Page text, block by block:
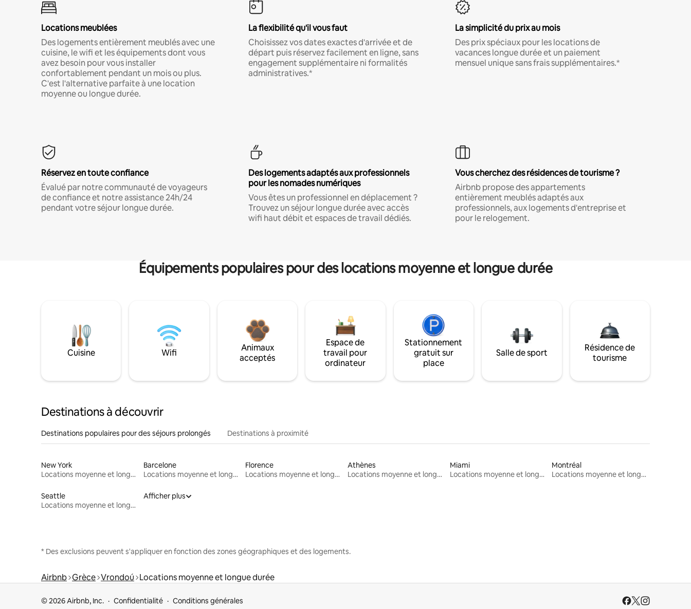
Locations meublées
Des logements entièrement meublés avec une
cuisine, le wifi et les équipements dont vous
avez besoin pour vous installer
confortablement pendant un mois ou plus.
C'est l'alternative parfaite à une location
moyenne ou longue durée.
La flexibilité qu'il vous faut
Choisissez vos dates exactes d'arrivée et de
départ puis réservez facilement en ligne, sans
engagement supplémentaire ni formalités
administratives.*
La simplicité du prix au mois
Des prix spéciaux pour les locations de
vacances longue durée et un paiement
mensuel unique sans frais supplémentaires.*
Réservez en toute confiance
Évalué par notre communauté de voyageurs
de confiance et notre assistance 24h/24
pendant votre séjour longue durée.
Des logements adaptés aux professionnels
pour les nomades numériques
Vous êtes un professionnel en déplacement ?
Trouvez un séjour longue durée avec accès
wifi haut débit et espaces de travail dédiés.
Vous cherchez des résidences de tourisme ?
Airbnb propose des appartements
entièrement meublés adaptés aux
professionnels, aux logements d'entreprise et
pour le relogement.
Équipements populaires pour des locations moyenne et longue durée
Cuisine Wifi
Animaux
acceptés
Espace de
travail pour
ordinateur
Stationnement
gratuit sur
place
Salle de sport
Résidence de
tourisme
Destinations à découvrir
Destinations populaires pour des séjours prolongés Destinations à proximité
New York
Locations moyenne et longue durée
Barcelone
Locations moyenne et longue durée
Florence
Locations moyenne et longue durée
Athènes
Locations moyenne et longue durée
Miami
Locations moyenne et longue durée
Montréal
Locations moyenne et longue durée
Seattle
Locations moyenne et longue durée
Afficher plus
* Des exclusions peuvent s'appliquer en fonction des zones géographiques et des logements.
Airbnb Grèce Vrondoú Locations moyenne et longue durée
© 2026 Airbnb, Inc. Confidentialité Conditions générales